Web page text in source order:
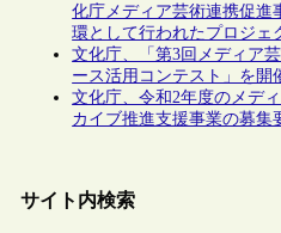
化庁メディア芸術連携促進
環として行われたプロジェ
文化庁、「第3回メディア
ース活用コンテスト」を開
文化庁、令和2年度のメデ
カイブ推進支援事業の募集
サイト内検索